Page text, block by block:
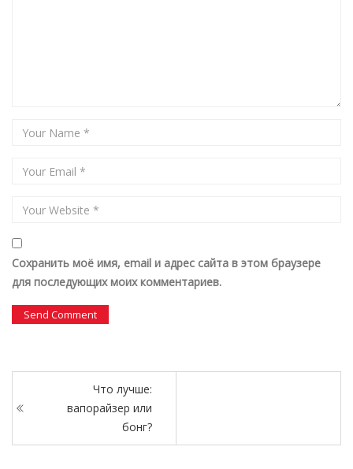
Сохранить моё имя, email и адрес сайта в этом браузере
для последующих моих комментариев.
Что лучше:
вапорайзер или
бонг?